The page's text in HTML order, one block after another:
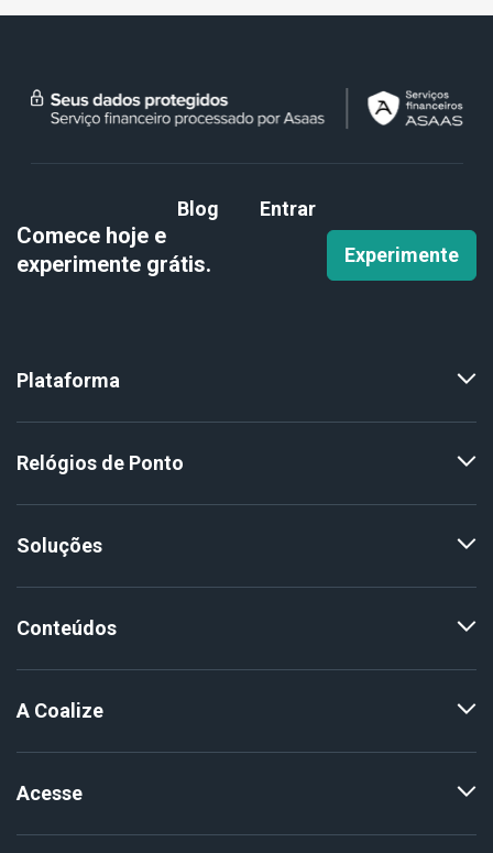
Blog Entrar
Comece hoje e
experimente grátis. Experimente
Plataforma
Relógios de Ponto
Soluções
Conteúdos
A Coalize
Acesse